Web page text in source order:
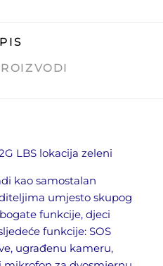
LBS lokacija zeleni
kao samostalan
umjesto skupog
funkcije, djeci
funkcije: SOS
ugrađenu kameru,